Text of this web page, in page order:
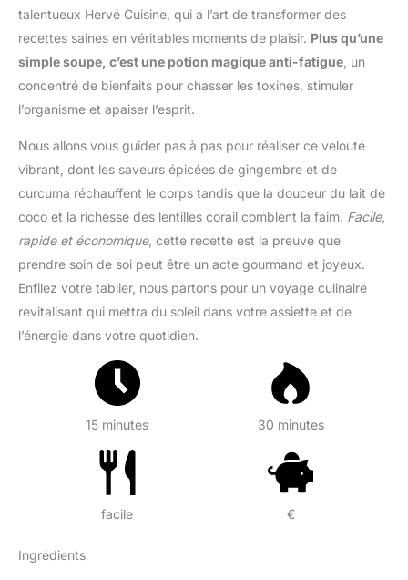
talentueux Hervé Cuisine, qui a l’art de transformer des
recettes saines en véritables moments de plaisir. Plus qu’une
simple soupe, c’est une potion magique anti-fatigue , un
concentré de bienfaits pour chasser les toxines, stimuler
l’organisme et apaiser l’esprit.
Nous allons vous guider pas à pas pour réaliser ce velouté
vibrant, dont les saveurs épicées de gingembre et de
curcuma réchauffent le corps tandis que la douceur du lait de
coco et la richesse des lentilles corail comblent la faim. Facile,
rapide et économique, cette recette est la preuve que
prendre soin de soi peut être un acte gourmand et joyeux.
Enfilez votre tablier, nous partons pour un voyage culinaire
revitalisant qui mettra du soleil dans votre assiette et de
l’énergie dans votre quotidien.
15 minutes 30 minutes
facile €
Ingrédients